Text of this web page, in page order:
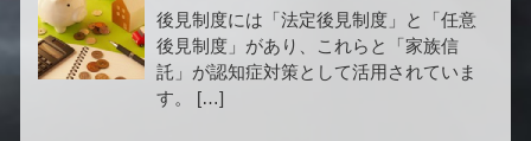
後見制度には「法定後見制度」と「任意
後見制度」があり、これらと「家族信
託」が認知症対策として活用されていま
す。 […]